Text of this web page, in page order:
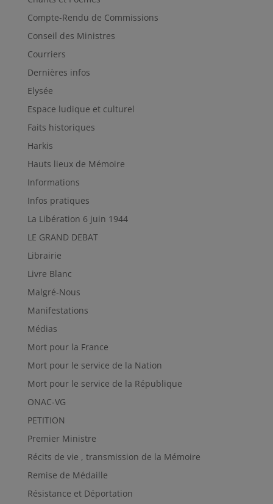
Compte-Rendu de Commissions
Conseil des Ministres
Courriers
Dernières infos
Elysée
Espace ludique et culturel
Faits historiques
Harkis
Hauts lieux de Mémoire
Informations
Infos pratiques
La Libération 6 juin 1944
LE GRAND DEBAT
Librairie
Livre Blanc
Malgré-Nous
Manifestations
Médias
Mort pour la France
Mort pour le service de la Nation
Mort pour le service de la République
ONAC-VG
PETITION
Premier Ministre
Récits de vie , transmission de la Mémoire
Remise de Médaille
Résistance et Déportation